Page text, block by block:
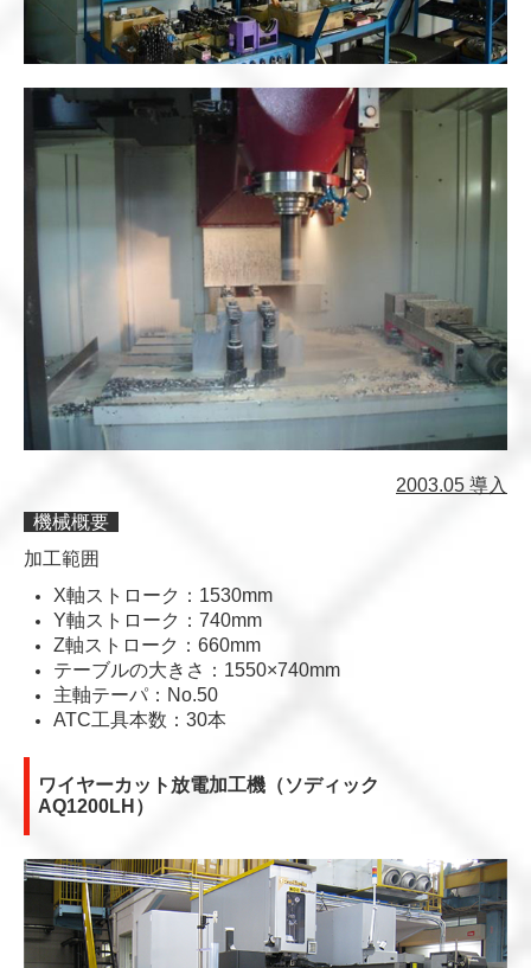
2003.05 導入
機械概要
加工範囲
X軸ストローク： 1530mm
Y軸ストローク： 740mm
Z軸ストローク： 660mm
テーブルの大きさ： 1550×740mm
主軸テーパ：No.50
ATC工具本数： 30本
ワイヤーカット放電加工機（ソディック
AQ1200LH）